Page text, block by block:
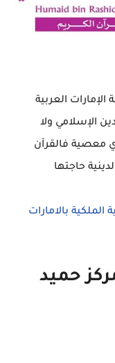
العربية
الإسلامي ولا
معصية فالقرآن
حاجتها
الملكية بالامارات
حميد